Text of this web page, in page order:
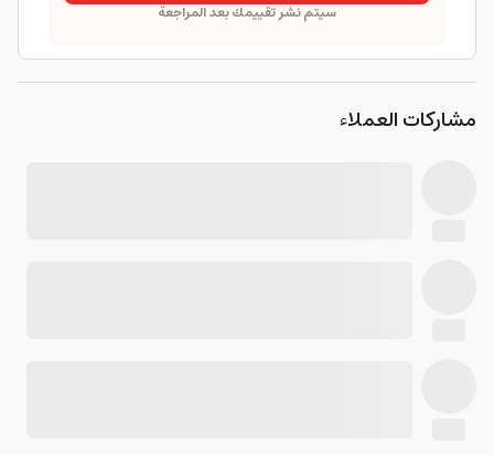
سيتم نشر تقييمك بعد المراجعة
مشاركات العملاء